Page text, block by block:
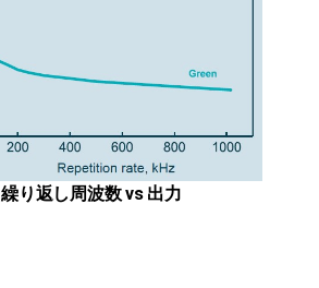
繰り返し周波数 vs 出力